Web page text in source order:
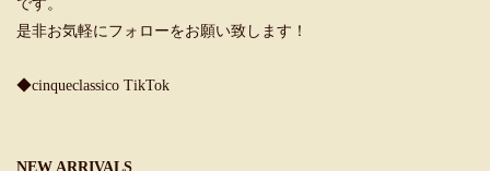
です。
是非お気軽にフォローをお願い致します！
◆cinqueclassico TikTok
NEW ARRIVALS